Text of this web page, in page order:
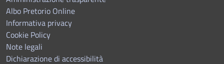
Albo Pretorio Online
Informativa privacy
Cookie Policy
Note legali
Dichiarazione di accessibilità